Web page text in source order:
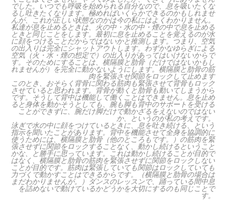
でした。いつでも呼吸を始められる自分なので、息を吸いたくな
るし吐きたくなります。極めればいくらかできるのかもしれませ
んが、これが正しい状態なのかは今の私にはよくわかりません。
私達が息を止めるときは、火の中・水の中・煙の中で息を止める
ときと同じことをします。最初に息を止めることを覚えるのが水
に顔をつけることだからではないかと推測します。つまり、空気
の出入りは完全にシャットアウトします。わずかなゆらぎによる
空気（火・水・煙の想定で）の出入りがあってはいけないからで
す。そのためにすることは、横隔膜と肋骨（だけではないかもし
れませんが）を完全に動かないようにします。横隔膜と肋骨の筋
肉を緊張させ関節をロックして止めます
このとき、おそらく背骨に関わる筋肉も緊張させて背骨もロック
させていると思われます。背骨が動くと肋骨も動いてしまうから
です。そうして背中は機能して働くことはできません。息を止め
ると身体を動かそうとしても、腕も脚も背中のサポートを受ける
ことができずに、腕だけ脚だけで動かざるをえないのではない
か、というのが私の考えです。
泳ぎで水の中に顔をつけているときに、息を吐き続ける、という
指示を聞いたことがあります。背中を機能させて全身を協調的に
使うためには、横隔膜と肋骨（他のところもです。）の筋肉を緊
張させずに関節をロックすることなく、動かし続けるということ
かな、と勝手に思っています。これは動かし続けることが目的で
はなく、横隔膜と肋骨の筋肉を緊張させずに関節をロックしない
ことが目的です。筋肉は緊張していても関節はロックしていても
力づくで動かすことはできるからです。（横隔膜と肋骨の場合は
まだわかりませんが。）ダンスのレッスンで、踊っている間中息
を詰めないで動けているかどうかを大切にするのも同じことで
す。